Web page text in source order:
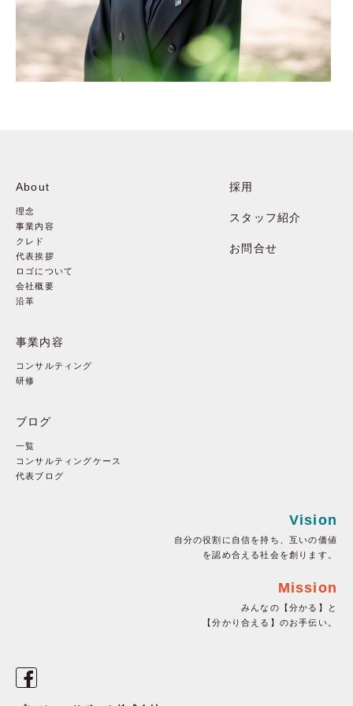
About
理念
事業内容
クレド
代表挨拶
ロゴについて
会社概要
沿革
事業内容
コンサルティング
研修
ブログ
一覧
コンサルティングケース
代表ブログ
採用
スタッフ紹介
お問合せ
Vision
自分の役割に自信を持ち、互いの価値
を認め合える社会を創ります。
Mission
みんなの【分かる】と
【分かり合える】のお手伝い。